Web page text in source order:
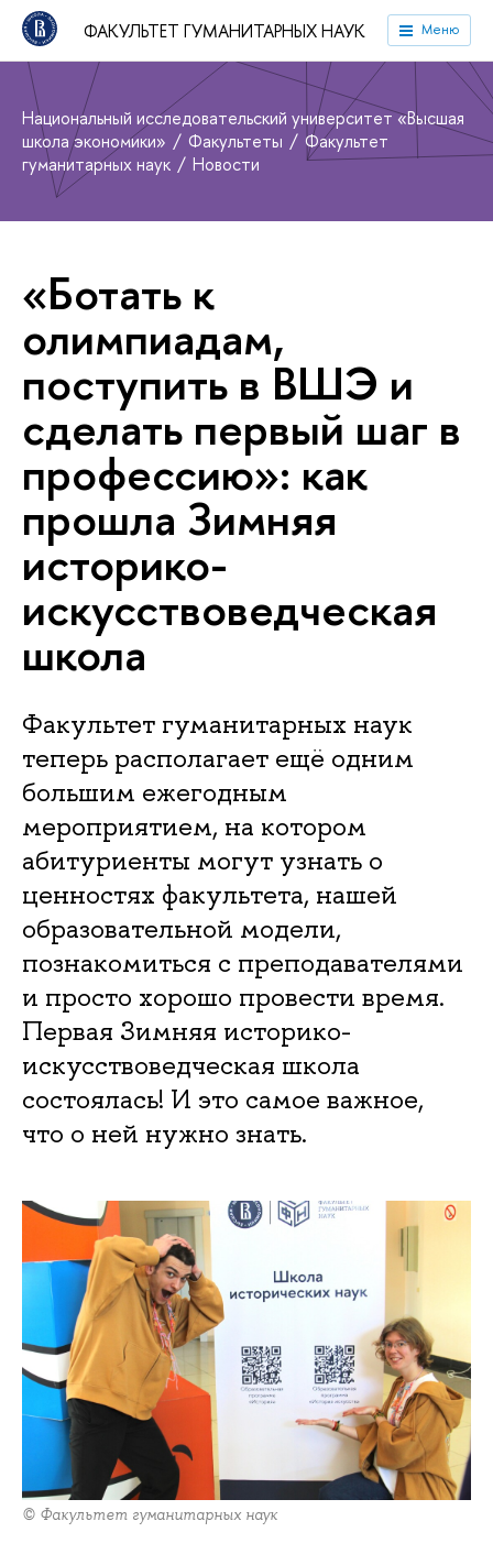
ФАКУЛЬТЕТ ГУМАНИТАРНЫХ НАУК Меню
Национальный исследовательский университет «Высшая
школа экономики»
Факультеты
Факультет
гуманитарных наук
Новости
«Ботать к
олимпиадам,
поступить в ВШЭ и
сделать первый шаг в
профессию»: как
прошла Зимняя
историко-
искусствоведческая
школа
Факультет гуманитарных наук
теперь располагает ещё одним
большим ежегодным
мероприятием, на котором
абитуриенты могут узнать о
ценностях факультета, нашей
образовательной модели,
познакомиться с преподавателями
и просто хорошо провести время.
Первая Зимняя историко-
искусствоведческая школа
состоялась! И это самое важное,
что о ней нужно знать.
© Факультет гуманитарных наук